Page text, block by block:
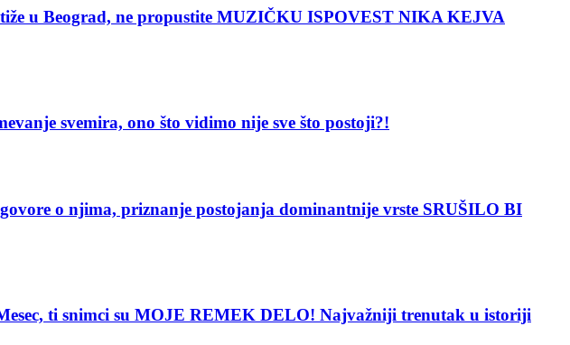
u Beograd, ne propustite MUZIČKU ISPOVEST NIKA KEJVA
svemira, ono što vidimo nije sve što postoji?!
o njima, priznanje postojanja dominantnije vrste SRUŠILO BI
ti snimci su MOJE REMEK DELO! Najvažniji trenutak u istoriji